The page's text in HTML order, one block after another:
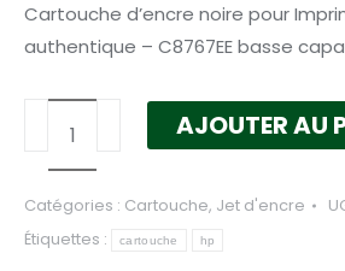
Cartouche d’encre noire pour
authentique – C8767EE basse
Cartouche
HP
-
AJOUTER AU
Catégories : Cartouche, Jet d'encre
Étiquettes :
cartouche hp